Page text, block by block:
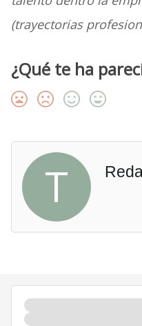
(trayectorias
¿Qué te ha
T